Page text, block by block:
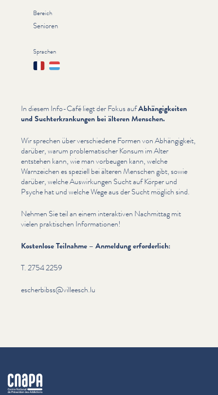
Bereich
Senioren
Sprachen
FrançaisLëtzebuergesch
In diesem Info-Café liegt der Fokus aufAbhängigkeit­en
und Suchterkrankun­gen bei älteren Menschen.
Wir sprechen über ver­schiedene Formen von Abhängigkeit,
darüber, warum prob­lema­tis­ch­er Konsum im Alter
entstehen kann, wie man vorbeugen kann, welche
Warnzeichen es speziell bei älteren Menschen gibt, sowie
darüber, welche Auswirkun­gen Sucht auf Körper und
Psyche hat und welche Wege aus der Sucht möglich sind.
Nehmen Sie teil an einem inter­ak­tiv­en Nachmittag mit
vielen praktischen Infor­ma­tio­nen!
Kostenlose Teilnahme – Anmeldung erforder­lich:
T. 2754 2259
escherbibss@​villeesch.​lu
cnapa